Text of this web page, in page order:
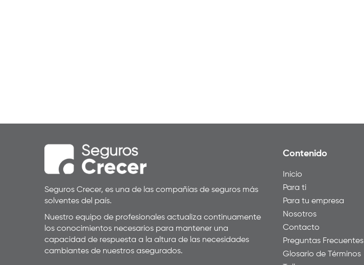
Seguros Crecer, es una de las compañías de seguros más
solventes del país.
Nuestro equipo de profesionales actualiza continuamente
los conocimientos necesarios para mantener una
capacidad de respuesta a la altura de las necesidades
cambiantes de nuestros asegurados.
Contenido
Inicio
Para ti
Para tu empresa
Nosotros
Contacto
Preguntas Frecuentes
Glosario de Términos